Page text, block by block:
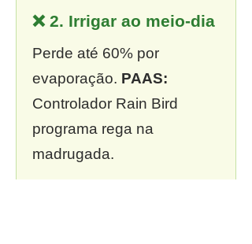
❌ 2. Irrigar ao meio-dia
Perde até 60% por
evaporação. PAAS:
Controlador Rain Bird
programa rega na
madrugada.